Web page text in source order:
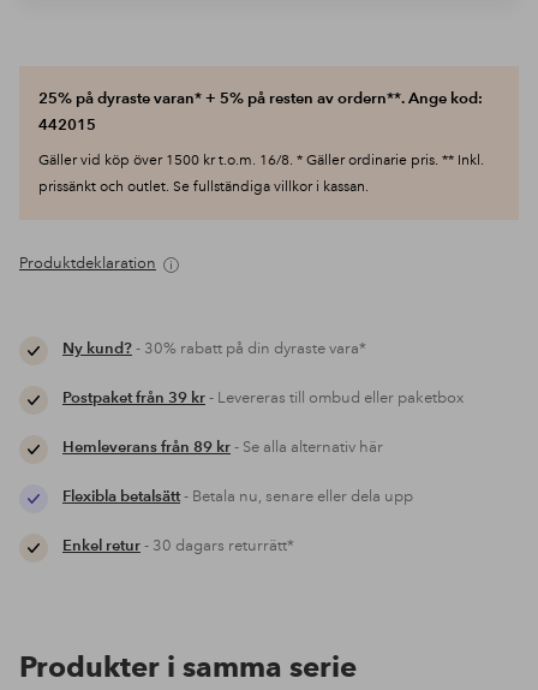
25% på dyraste varan* + 5% på resten av ordern**. Ange kod:
442015
Gäller vid köp över 1500 kr t.o.m. 16/8. * Gäller ordinarie pris. ** Inkl.
prissänkt och outlet. Se fullständiga villkor i kassan.
Produktdeklaration
Ny kund?- 30% rabatt på din dyraste vara*
Postpaket från 39 kr- Levereras till ombud eller paketbox
Hemleverans från 89 kr- Se alla alternativ här
Flexibla betalsätt- Betala nu, senare eller dela upp
Enkel retur- 30 dagars returrätt*
Produkter i samma serie